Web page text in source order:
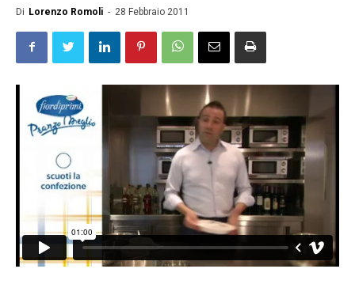
Di Lorenzo Romoli - 28 Febbraio 2011